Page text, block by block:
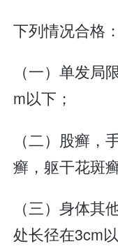
下列情况合格：
（一）单发局
m以下；
（二）股癣，
癣，躯干花斑
（三）身体其
处长径在3cm以